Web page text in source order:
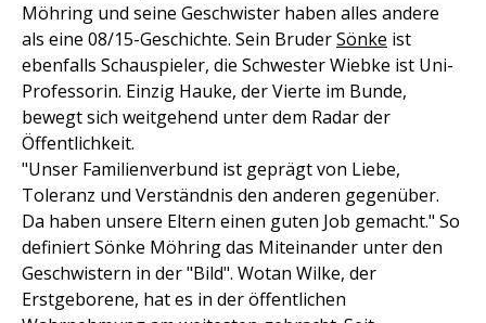
Möhring und seine Geschwister haben alles andere
als eine 08/15-Geschichte. Sein BruderSönke ist
ebenfalls Schauspieler, die Schwester Wiebke ist Uni-
Professorin. Einzig Hauke, der Vierte im Bunde,
bewegt sich weitgehend unter dem Radar der
Öffentlichkeit.
"Unser Familienverbund ist geprägt von Liebe,
Toleranz und Verständnis den anderen gegenüber.
Da haben unsere Eltern einen guten Job gemacht." So
definiert Sönke Möhring das Miteinander unter den
Geschwistern in der "Bild". Wotan Wilke, der
Erstgeborene, hat es in der öffentlichen